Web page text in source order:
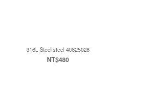
316L Steel steel-40825028
NT$480